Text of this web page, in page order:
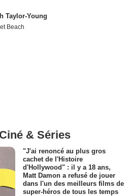
Taylor-Young
Beach
& Séries
"J'ai renoncé au plus gros
cachet de l'Histoire
d'Hollywood" : il y a 18 ans,
Matt Damon a refusé de jouer
dans l'un des meilleurs films de
super-héros de tous les temps